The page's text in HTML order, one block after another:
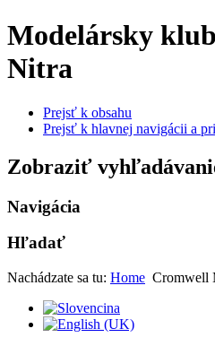
Modelársky
Nitra
Prejsť k obsahu
Prejsť k hlavnej navigácii a
Zobraziť
Navigácia
Hľadať
Nachádzate sa tu: Home Cromwell